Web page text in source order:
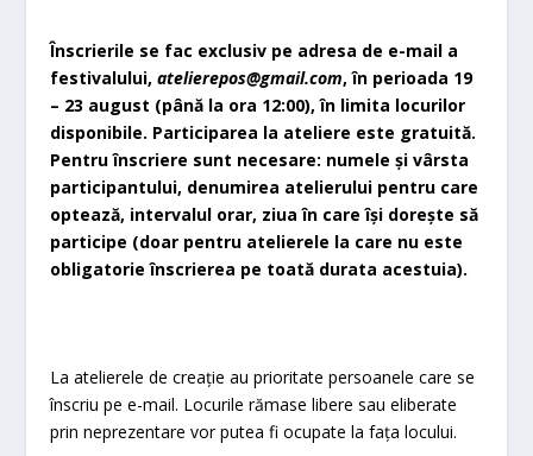
Înscrierile se fac exclusiv pe adresa de e-mail a
festivalului,atelierepos@gmail.com, în perioada 19
– 23 august (până la ora 12:00), în limita locurilor
disponibile. Participarea la ateliere este gratuită.
Pentru înscriere sunt necesare: numele și vârsta
participantului, denumirea atelierului pentru care
optează, intervalul orar, ziua în care își dorește să
participe (doar pentru atelierele la care nu este
obligatorie înscrierea pe toată durata acestuia).
La atelierele de creație au prioritate persoanele care se
înscriu pe e-mail. Locurile rămase libere sau eliberate
prin neprezentare vor putea fi ocupate la fața locului.